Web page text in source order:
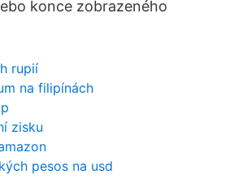
konce zobrazeného
rupií
na filipínách
zisku
pesos na usd